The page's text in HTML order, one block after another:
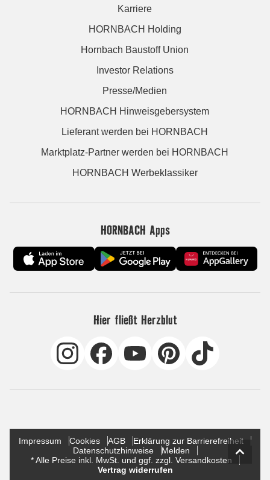
Karriere
HORNBACH Holding
Hornbach Baustoff Union
Investor Relations
Presse/Medien
HORNBACH Hinweisgebersystem
Lieferant werden bei HORNBACH
Marktplatz-Partner werden bei HORNBACH
HORNBACH Werbeklassiker
HORNBACH Apps
Hier fließt Herzblut
Impressum Cookies AGB
Erklärung zur Barrierefreiheit
Datenschutzhinweise
Melden
* Alle Preise inkl. MwSt. und ggf. zzgl. Versandkosten
Vertrag widerrufen